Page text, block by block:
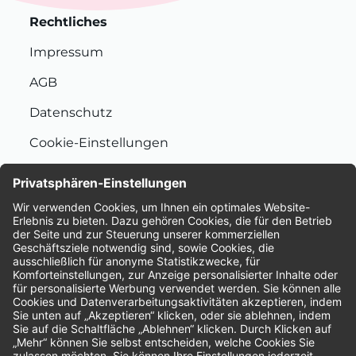
Rechtliches
Impressum
AGB
Datenschutz
Cookie-Einstellungen
Bewertungen